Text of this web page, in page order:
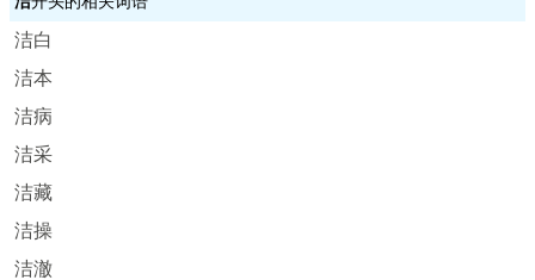
洁白
洁本
洁病
洁采
洁藏
洁操
洁澈